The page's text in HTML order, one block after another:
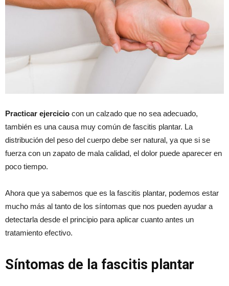
Practicar ejercicio con un calzado que no sea adecuado,
también es una causa muy común de fascitis plantar. La
distribución del peso del cuerpo debe ser natural, ya que si se
fuerza con un zapato de mala calidad, el dolor puede aparecer en
poco tiempo.
Ahora que ya sabemos que es la fascitis plantar, podemos estar
mucho más al tanto de los síntomas que nos pueden ayudar a
detectarla desde el principio para aplicar cuanto antes un
tratamiento efectivo.
Síntomas de la fascitis plantar